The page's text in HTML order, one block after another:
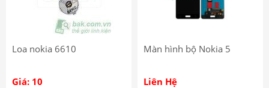
Loa nokia 6610
Giá: 10
Màn hình bộ Nokia 5
Liên Hệ